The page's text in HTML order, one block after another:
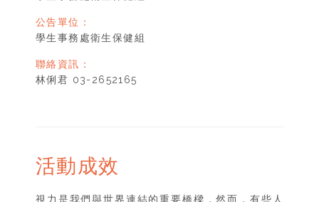
公告單位：
學生事務處衛生保健組
聯絡資訊：
林俐君 03-2652165
活動成效
視力是我們與世界連結的重要橋樑，然而，有些人